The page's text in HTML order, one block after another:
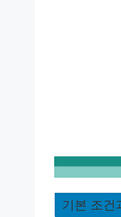
기본 조건